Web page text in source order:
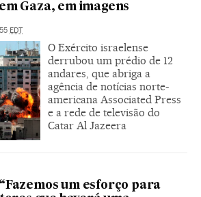
Gaza, em imagens
EDT
O Exército israelense
derrubou um prédio de 12
andares, que abriga a
agência de notícias norte-
americana Associated Press
e a rede de televisão do
Catar Al Jazeera
um esforço para